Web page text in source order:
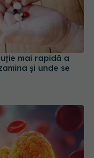
mai rapidă a
și unde se